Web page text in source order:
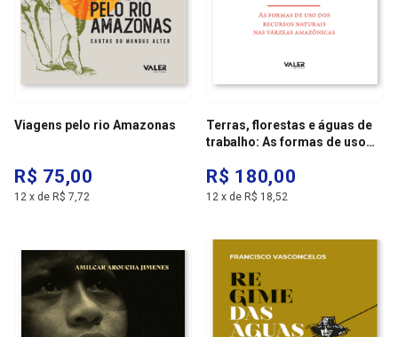
Viagens pelo rio Amazonas
R$ 75,00
12 x de R$ 7,72
Terras, florestas e águas de
trabalho: As formas de uso
várzeas amazônicas
R$ 180,00
12 x de R$ 18,52